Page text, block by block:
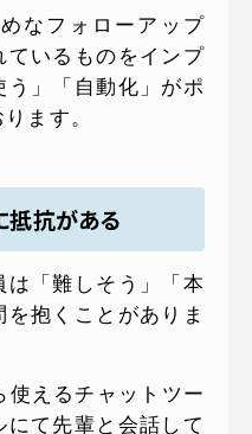
なフォローアップ
ているものをインプ
う」「自動化」がポ
ます。
抵抗がある
「難しそう」「本
抱くことがありま
使えるチャットツー
て先輩と会話して